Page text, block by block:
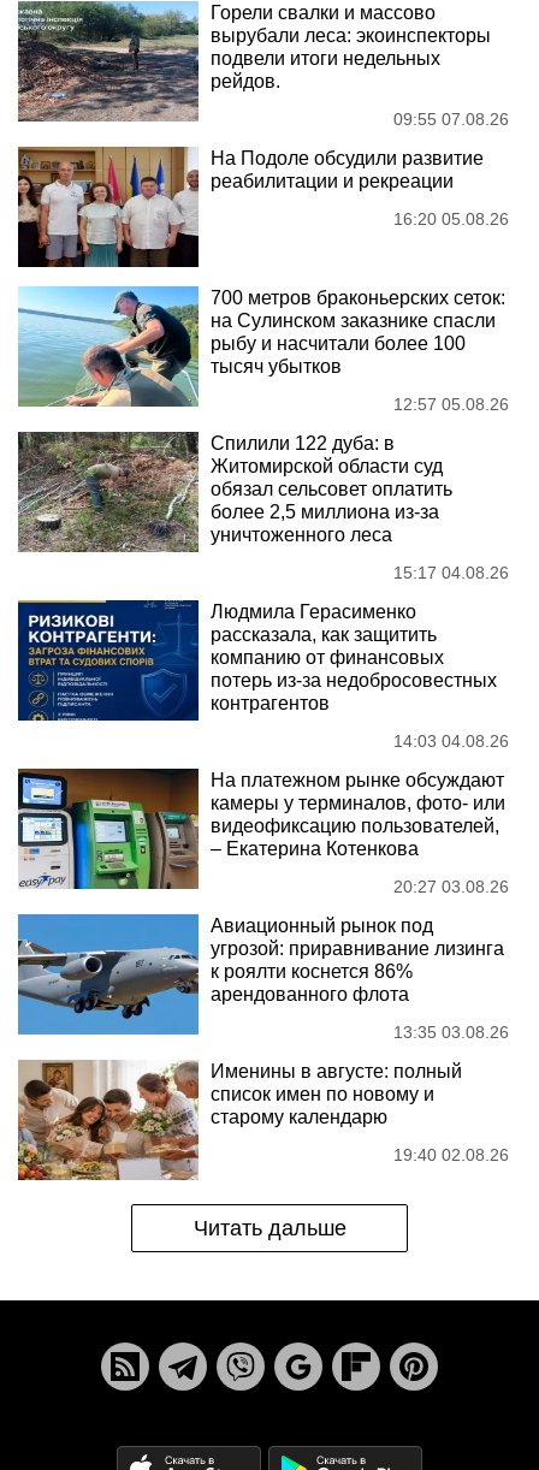
Горели свалки и массово
вырубали леса: экоинспекторы
подвели итоги недельных
рейдов.
09:55 07.08.26
На Подоле обсудили развитие
реабилитации и рекреации
16:20 05.08.26
700 метров браконьерских сеток:
на Сулинском заказнике спасли
рыбу и насчитали более 100
тысяч убытков
12:57 05.08.26
Спилили 122 дуба: в
Житомирской области суд
обязал сельсовет оплатить
более 2,5 миллиона из-за
уничтоженного леса
15:17 04.08.26
Людмила Герасименко
рассказала, как защитить
компанию от финансовых
потерь из-за недобросовестных
контрагентов
14:03 04.08.26
На платежном рынке обсуждают
камеры у терминалов, фото- или
видеофиксацию пользователей,
– Екатерина Котенкова
20:27 03.08.26
Авиационный рынок под
угрозой: приравнивание лизинга
к роялти коснется 86%
арендованного флота
13:35 03.08.26
Именины в августе: полный
список имен по новому и
старому календарю
19:40 02.08.26
Читать дальше